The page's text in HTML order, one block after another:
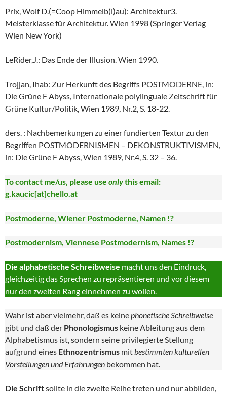
Prix, Wolf D.(=Coop Himmelb(l)au): Architektur3.
Meisterklasse für Architektur. Wien 1998 (Springer Verlag
Wien New York)
LeRider,J.: Das Ende der Illusion. Wien 1990.
Trojjan, Ihab: Zur Herkunft des Begriffs POSTMODERNE, in:
Die Grüne F Abyss, Internationale polylinguale Zeitschrift für
Grüne Kultur/Politik, Wien 1989, Nr.2, S. 18-22.
ders. : Nachbemerkungen zu einer fundierten Textur zu den
Begriffen POSTMODERNISMEN – DEKONSTRUKTIVISMEN,
in: Die Grüne F Abyss, Wien 1989, Nr.4, S. 32 – 36.
To contact me/us, please use onlythis email:
g.kaucic[at]chello.at
Postmoderne, Wiener Postmoderne, Namen !?
Postmodernism, Viennese Postmodernism, Names !?
Die alphabetische Schreibweise macht uns den Eindruck,
gleichzeitig das Sprechen zu repräsentieren und vor diesem
nur den zweiten Rang einnehmen zu wollen.
Wahr ist aber vielmehr, daß es keinephonetische Schreibweise
gibt und daß der Phonologismus keine Ableitung aus dem
Alphabetismus ist, sondern seine privilegierte Stellung
aufgrund eines Ethnozentrismus mitbestimmten kulturellen
Vorstellungen und Erfahrungen bekommen hat.
Die Schriftsollte in die zweite Reihe treten und nur abbilden,